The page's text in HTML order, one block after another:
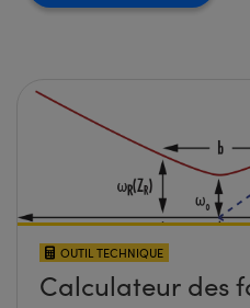
OUTIL TECHNIQUE
Calculateur des